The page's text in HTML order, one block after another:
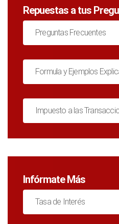
Repuestas a tus
Preguntas Frecuentes
Formula y Ejemplos
Impuesto a las
Infórmate Más
Tasa de Interés